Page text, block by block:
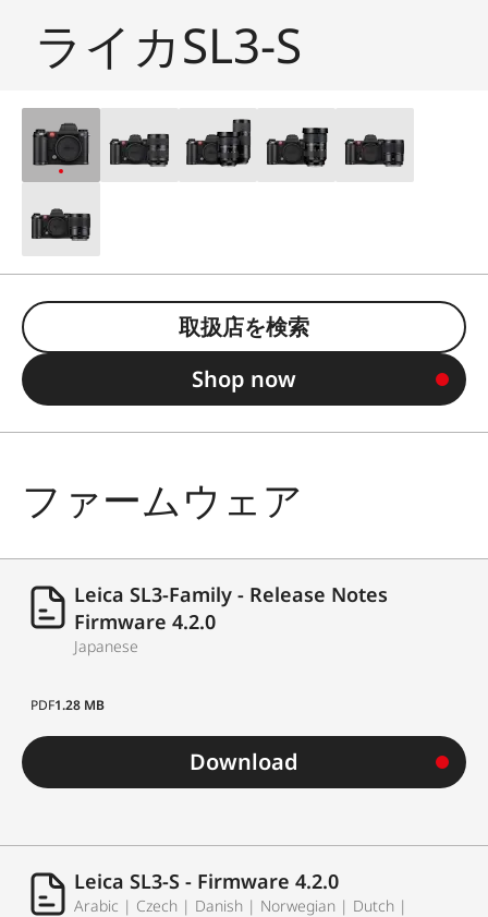
ライカSL3-S
取扱店を検索
Shop now
ファームウェア
Leica SL3-Family - Release Notes
Firmware 4.2.0
Japanese
PDF1.28 MB
Download
Leica SL3-S - Firmware 4.2.0
Arabic | Czech | Danish | Norwegian | Dutch |